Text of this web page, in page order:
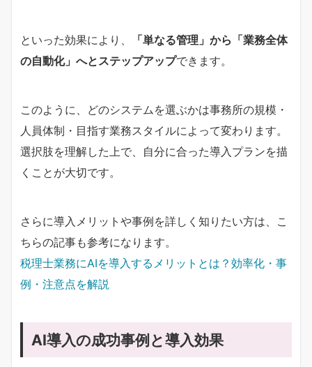
といった効果により、
「単なる管理」から「業務全体
の自動化」へとステップアップできます。
このように、どのシステムを選ぶかは事務所の規模・
人員体制・目指す業務スタイルによって変わります。
選択肢を理解した上で、自分に合った導入プランを描
くことが大切です。
さらに導入メリットや事例を詳しく知りたい方は、こ
ちらの記事も参考になります。
税理士業務にAIを導入するメリットとは？効率化・事
例・注意点を解説
AI導入の成功事例と導入効果